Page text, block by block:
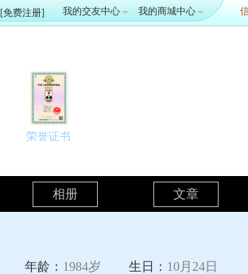
[免费注册] 我的交友中心 我的商城中心
荣誉证书
相册 文章
年龄： 1984岁 生日： 10月24日